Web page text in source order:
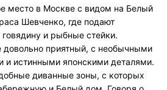
место в Москве с видом на Белый
Шевченко, где подают
и рыбные стейки.
довольно приятный, с необычными
и истинными японскими деталями.
диванные зоны, с которых